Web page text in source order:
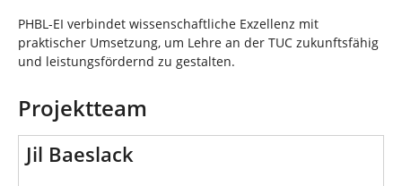
PHBL-EI verbindet wissenschaftliche Exzellenz mit
praktischer Umsetzung, um Lehre an der TUC zukunftsfähig
und leistungsfördernd zu gestalten.
Projektteam
Jil Baeslack